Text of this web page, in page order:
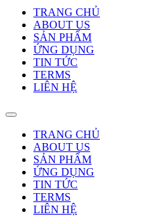
TRANG CHỦ
ABOUT US
SẢN PHẨM
ỨNG DỤNG
TIN TỨC
TERMS
LIÊN HỆ
TRANG CHỦ
ABOUT US
SẢN PHẨM
ỨNG DỤNG
TIN TỨC
TERMS
LIÊN HỆ